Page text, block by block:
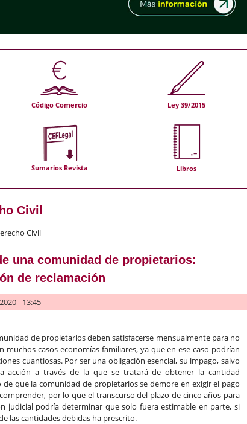
Código Comercio Ley 39/2015
Sumarios Revista Libros
Civil
Civil
una comunidad de propietarios:
de reclamación
- 13:45
de propietarios deben satisfacerse mensualmente para no
muchos casos economías familiares, ya que en ese caso podrían
cuantiosas. Por ser una obligación esencial, su impago, salvo
acción a través de la que se tratará de obtener la cantidad
de que la comunidad de propietarios se demore en exigir el pago
por lo que el transcurso del plazo de cinco años para
judicial podría determinar que solo fuera estimable en parte, si
las cantidades debidas ha prescrito.